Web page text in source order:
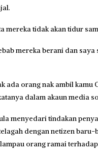
mereka tidak akan tidur
mereka berani dan
ada orang nak ambil kamu
dalam akaun media
menyedari tindakan
dengan netizen
orang ramai